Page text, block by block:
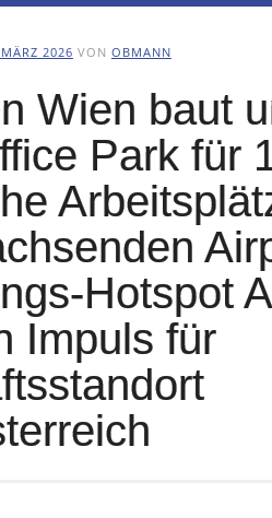
2026 VON OBMANN
Wien baut
Park für
Hotspot
Impuls für